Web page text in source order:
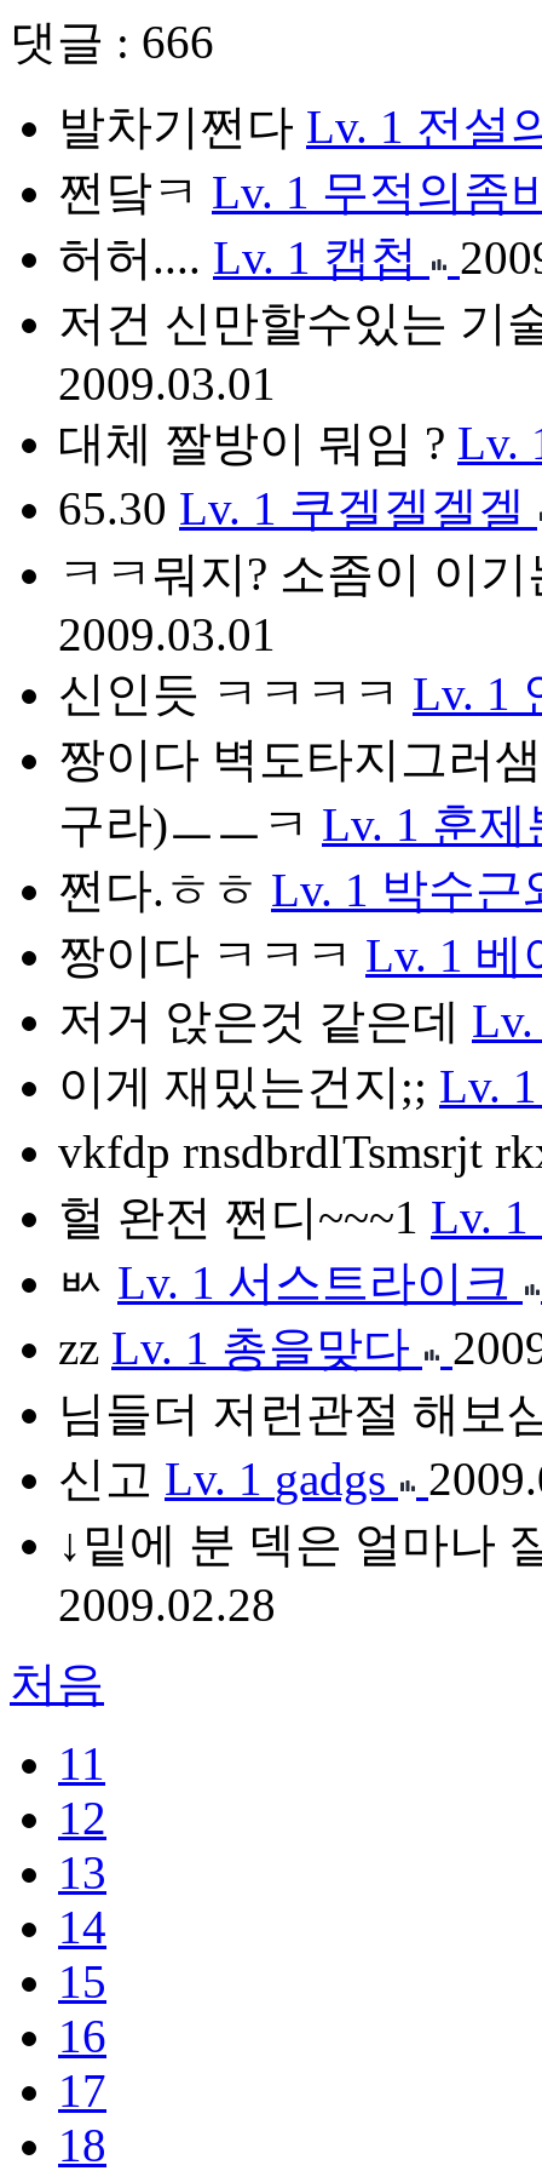
댓글 : 666
발차기쩐다 Lv. 1 전설
쩐닼ㅋ Lv. 1 무적의좀
허허.... Lv. 1 캡첩
저건 신만할수있는 기
2009.03.01
대체 짤방이 뭐임 ? Lv.
65.30 Lv. 1 쿠겔겔겔겔
ㅋㅋ뭐지? 소좀이 이
2009.03.01
신인듯 ㅋㅋㅋㅋ Lv. 1
짱이다 벽도타지그러
구라)ㅡㅡㅋ Lv. 1 훈제
쩐다.ㅎㅎ Lv. 1 박수근
짱이다 ㅋㅋㅋ Lv. 1 베
저거 앉은것 같은데
이게 재밌는건지;; Lv. 1
vkfdp rnsdbrdlTsmsrjt
헐 완전 쩐디~~~1 Lv. 1
ㅄ Lv. 1 서스트라이크
zz Lv. 1 총을맞다
님들더 저런관절 해보
신고 Lv. 1 gadgs
↓밑에 분 덱은 얼마나
2009.02.28
처음
11
12
13
14
15
16
17
18